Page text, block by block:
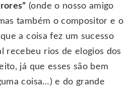
(onde o nosso amigo
também o compositor e o
a coisa fez um sucesso
recebeu rios de elogios dos
já que esses são bem
coisa…) e do grande